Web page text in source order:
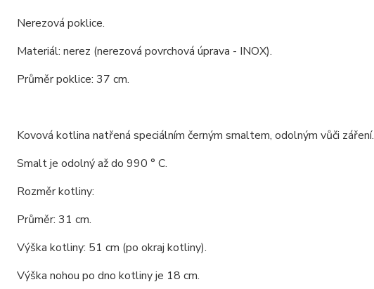
Nerezová poklice.
Materiál: nerez (nerezová povrchová úprava - INOX).
Průměr poklice: 37 cm.
Kovová kotlina natřená speciálním černým smaltem, odolným vůči záření.
Smalt je odolný až do 990 ° C.
Rozměr kotliny:
Průměr: 31 cm.
Výška kotliny: 51 cm (po okraj kotliny).
Výška nohou po dno kotliny je 18 cm.